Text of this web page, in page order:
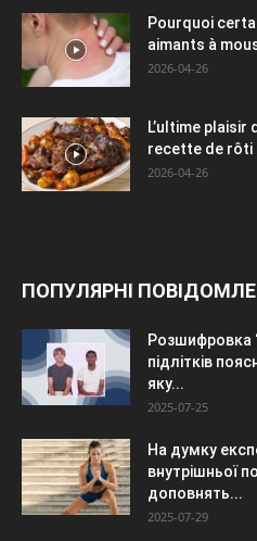
Pourquoi
aimants à
2026-04-26
L’ultime
recette de rôti
2026-04-26
ПОПУЛЯРНІ
Розшифровка
підлітків
яку...
2025-07-25
На думку
внутрішньої
доповнять...
2025-07-29